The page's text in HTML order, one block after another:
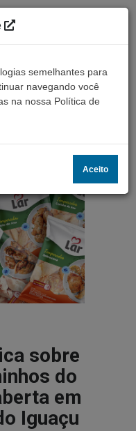
sobre
do
em
Iguaçu
semelhantes para
navegando você
na nossa Política de
Aceito